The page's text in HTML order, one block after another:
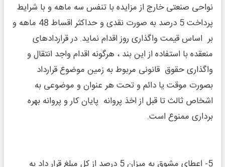
نواحی صنعتی خارج از مزایده با تنفس سه ماهه و با شرایط
پرداخت 5 درصد به صورت نقدی و حداکثر اقساط 48 ماهه و
بر اساس قیمت واگذاری روز اقدام نماید. در قراردادهای
منعقده با استفاده از این بند ، هرگونه اقدام واجد انتقال و
واگذاری حقوق قانونی مربوط به زمین موضوع قرارداد
بصورت موقت یا دائم و تحت هر عنوان و موضوعی به
اشخاص ثالث تا قبل از اخذ پروانه پایان کار و پروانه بهره
برداری ممنوع است.
5- اعطای مشوق به میزان 5 درصد از کل مبلغ قرار داد به